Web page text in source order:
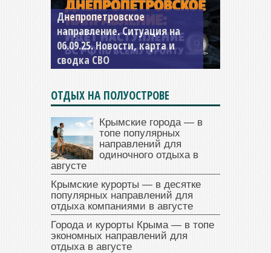
Константиновское
направление. Ситуация на
04.09.25 Новости, карта и
сводка СВО
ОТДЫХ НА ПОЛУОСТРОВЕ
Крымские города — в
топе популярных
направлений для
одиночного отдыха в
августе
Крымские курорты — в десятке
популярных направлений для
отдыха компаниями в августе
Города и курорты Крыма — в топе
экономных направлений для
отдыха в августе